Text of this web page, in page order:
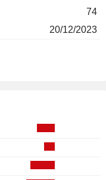
74
20/12/2023